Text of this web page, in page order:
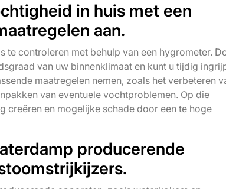
in huis met een
aan.
controleren met behulp van een hygrometer.
van uw binnenklimaat en kunt u tijdig
maatregelen nemen, zoals het verbeteren
van eventuele vochtproblemen. Op die
creëren en mogelijke schade door een te hoge
producerende